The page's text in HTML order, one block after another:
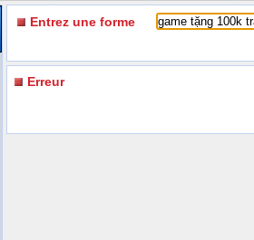
Entrez une forme
Erreur